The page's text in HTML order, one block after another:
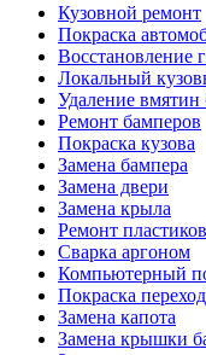
Кузовной ремонт
Покраска
Восстановление
Локальный
Удаление вмятин
Ремонт бамперов
Покраска кузова
Замена бампера
Замена двери
Замена крыла
Ремонт
Сварка аргоном
Компьютерный
Покраска
Замена капота
Замена крышки